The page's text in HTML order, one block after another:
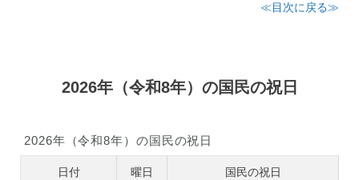
≪目次に戻る≫
2026年（令和8年）の国民の祝日
2026年（令和8年）の国民の祝日
日付 曜日 国民の祝日